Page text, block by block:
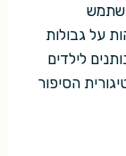
על גבולות
לילדים
הסיפור